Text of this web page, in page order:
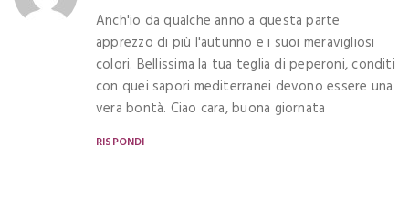
Anch'io da qualche anno a questa parte
apprezzo di più l'autunno e i suoi meravigliosi
colori. Bellissima la tua teglia di peperoni, conditi
con quei sapori mediterranei devono essere una
vera bontà. Ciao cara, buona giornata
RISPONDI